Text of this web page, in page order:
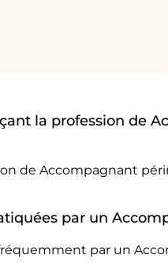
la profession de
de Accompagnant
par un
par un